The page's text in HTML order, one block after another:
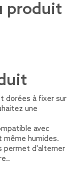
produit
dorées à fixer sur
une
avec
humides.
permet d'alterner